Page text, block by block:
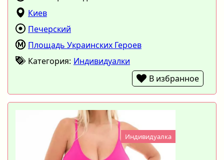
Киев
Печерский
Площадь Украинских Героев
Категория: Индивидуалки
В избранное
Индивидуалка